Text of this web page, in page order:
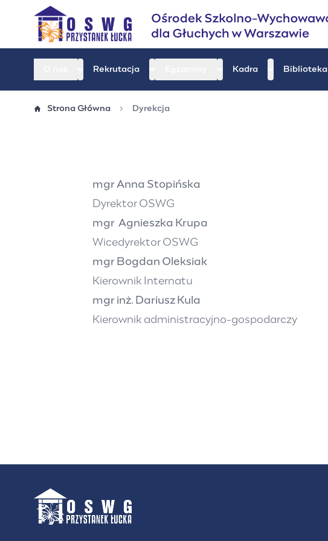
Rekrutacja Kadra Biblioteka
Strona Główna Dyrekcja
mgr Anna Stopińska
Dyrektor OSWG
mgr Agnieszka Krupa
Wicedyrektor OSWG
mgr Bogdan Oleksiak
Kierownik Internatu
mgr inż. Dariusz Kula
Kierownik administracyjno-gospodarczy